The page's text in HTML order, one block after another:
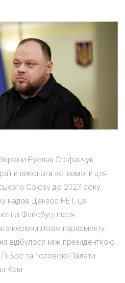
Руслан Стефанчук
виконати всі вимоги для
Союзу до 2027 року.
надає Цензор.НЕТ, це
на Фейсбуці після
з керівництвом парламенту
відбулося між президенткою
Вос та головою Палати
Кам...